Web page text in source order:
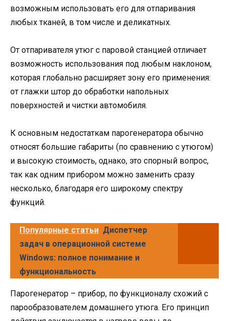
возможным использовать его для отпаривания
любых тканей, в том числе и деликатных.
От отпаривателя утюг с паровой станцией отличает
возможность использования под любым наклоном,
которая глобально расширяет зону его применения:
от глажки штор до обработки напольных
поверхностей и чистки автомобиля.
К основным недостаткам парогенератора обычно
относят большие габариты (по сравнению с утюгом)
и высокую стоимость, однако, это спорный вопрос,
так как одним прибором можно заменить сразу
несколько, благодаря его широкому спектру
функций.
Популярные статьи Диспетчер
задач в операционной системе
Windows: полное понимание и
функциональность
Парогенератор – прибор, по функционалу схожий с
парообразователем домашнего утюга. Его принцип